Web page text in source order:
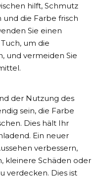
hilft, Schmutz
die Farbe frisch
Sie einen
um die
und vermeiden Sie
der Nutzung des
sein, die Farbe
Dies hält Ihr
Ein neuer
verbessern,
kleinere Schäden oder
verdecken. Dies ist